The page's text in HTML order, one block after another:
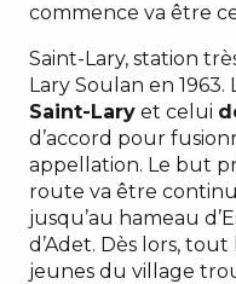
commence va être
Saint-Lary, station
Lary Soulan en
Saint-Lary et celui
d’accord pour
appellation. Le but
route va être
jusqu’au hameau
d’Adet. Dès lors, tout
jeunes du village